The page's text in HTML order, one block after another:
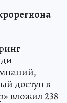
доступ в
вложил 238